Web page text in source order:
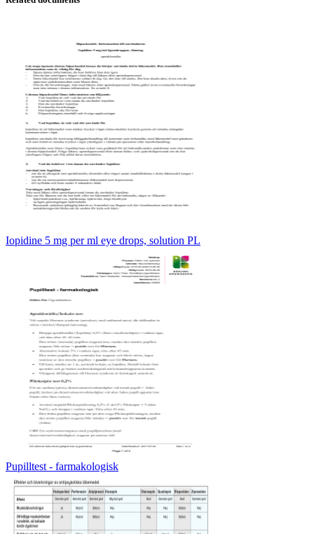
Iopidine 5 mg per ml eye drops, solution PL
Pupilltest - farmakologisk